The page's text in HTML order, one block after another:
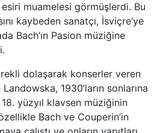
muamelesi görmüşlerdi. Bu
kaybeden sanatçı, İsviçre’ye
Bach’ın Pasion müziğine
dolaşarak konserler veren
1930’ların sonlarına
yüzyıl klavsen müziğinin
Bach ve Couperin’in